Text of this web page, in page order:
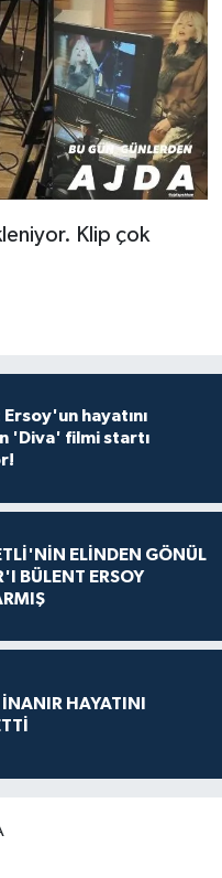
Klip çok
Ersoy'un hayatını
'Diva' filmi startı
ELİNDEN GÖNÜL
BÜLENT ERSOY
İNANIR HAYATINI